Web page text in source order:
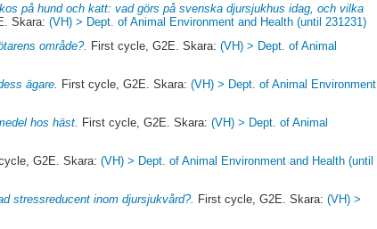
på hund och katt: vad görs på svenska djursjukhus idag, och vilka
Skara:(VH) > Dept. of Animal Environment and Health (until 231231)
område?. First cycle, G2E. Skara:(VH) > Dept. of Animal
ägare. First cycle, G2E. Skara:(VH) > Dept. of Animal Environment
hos häst. First cycle, G2E. Skara:(VH) > Dept. of Animal
G2E. Skara:(VH) > Dept. of Animal Environment and Health (until
stressreducent inom djursjukvård?. First cycle, G2E. Skara:(VH) >